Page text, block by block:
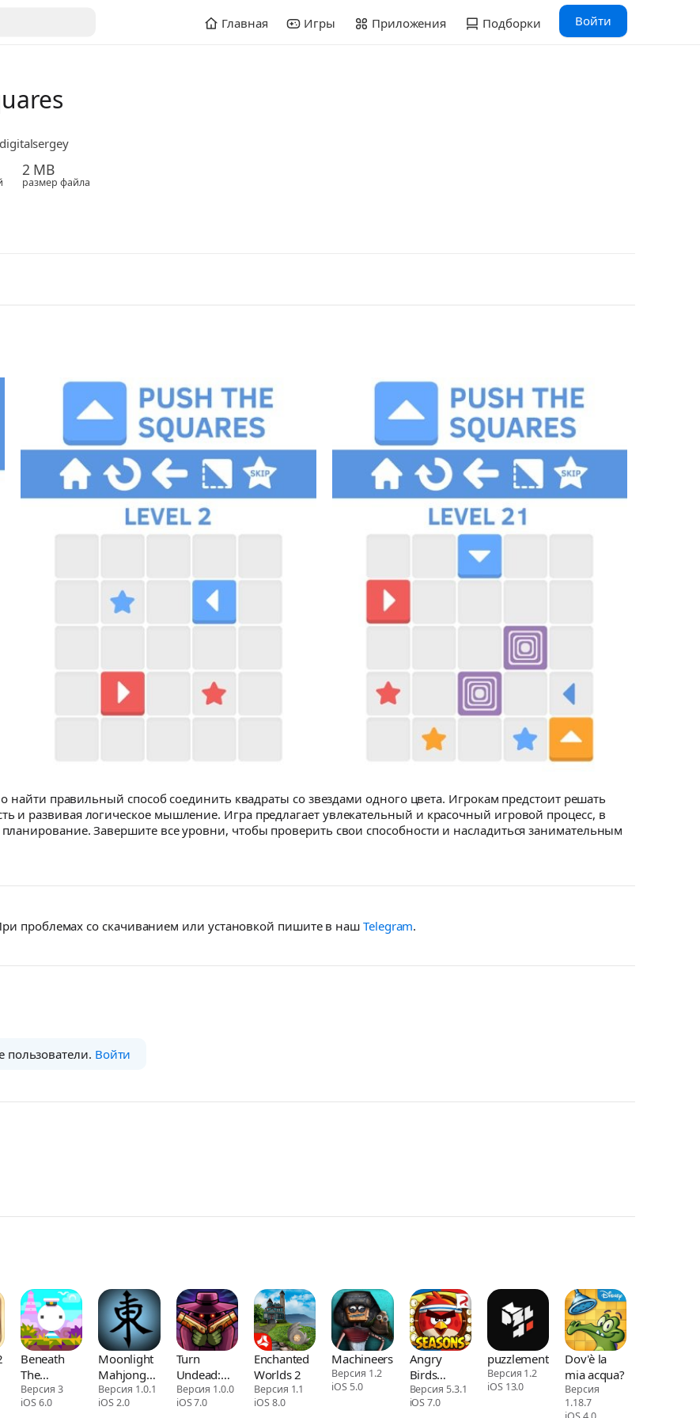
Главная Игры Приложения Подборки Войти
2 MB
размер файла
найти правильный способ соединить квадраты со звездами одного цвета. Игрокам предстоит решать
и развивая логическое мышление. Игра предлагает увлекательный и красочный игровой процесс, в
Завершите все уровни, чтобы проверить свои способности и насладиться занимательным
проблемах со скачиванием или установкой пишите в нашTelegram.
пользователи. Войти
Beneath
The
Lighthouse
Версия 3
iOS 6.0
Moonlight
Mahjong
Lite
Версия 1.0.1
iOS 2.0
Turn
Undead:
Monster
Hunter
Версия 1.0.0
iOS 7.0
Enchanted
Worlds 2
Версия 1.1
iOS 8.0
Machineers
Версия 1.2
iOS 5.0
Angry
Birds
Seasons
Версия 5.3.1
iOS 7.0
puzzlement
Версия 1.2
iOS 13.0
Dov'è la
mia acqua?
Версия
1.18.7